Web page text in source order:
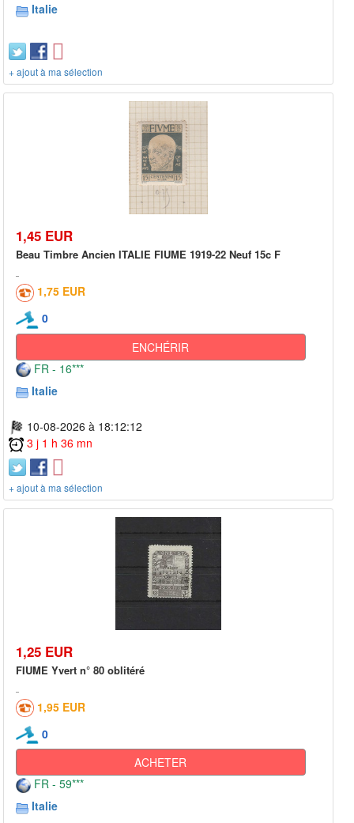
Italie
+ ajout à ma sélection
1,45 EUR
Beau Timbre Ancien ITALIE FIUME 1919-22 Neuf 15c F
1,75 EUR
0
ENCHÉRIR
FR - 16***
Italie
10-08-2026 à 18:12:12
3 j 1 h 36 mn
+ ajout à ma sélection
1,25 EUR
FIUME Yvert n° 80 oblitéré
1,95 EUR
0
ACHETER
FR - 59***
Italie